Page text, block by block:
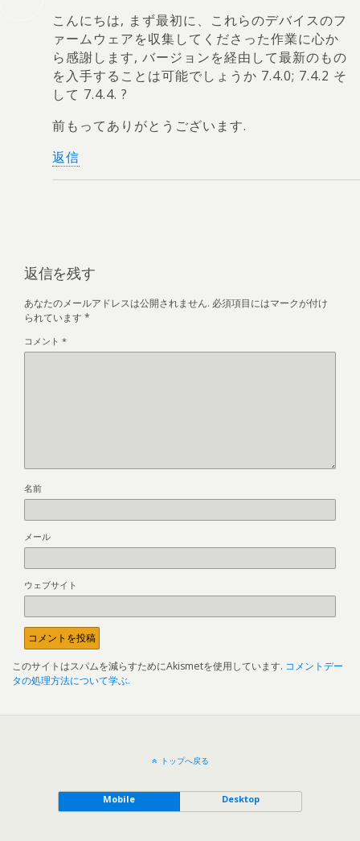
こんにちは, まず最初に、これらのデバイスのフ
ァームウェアを収集してくださった作業に心か
ら感謝します, バージョンを経由して最新のもの
を入手することは可能でしょうか 7.4.0; 7.4.2 そ
して 7.4.4. ?
前もってありがとうございます.
返信
返信を残す
あなたのメールアドレスは公開されません. 必須項目にはマークが付け
られています *
コメント *
名前
メール
ウェブサイト
このサイトはスパムを減らすためにAkismetを使用しています. コメントデー
タの処理方法について学ぶ.
トップへ戻る
Mobile Desktop